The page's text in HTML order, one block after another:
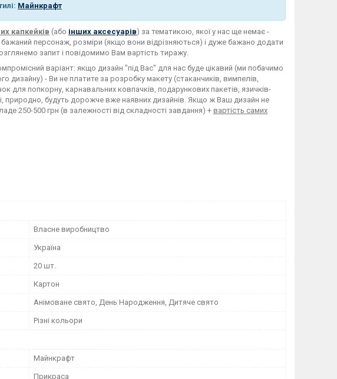
Майнкрафт
капкейків (або інших аксесуарів) за тематикою, якої у нас ще немає -
персонаж, розміри (якщо вони відрізняються) і дуже бажано додати
запит і повідомимо Вам вартість тиражу.
варіант: якщо дизайн "під Вас" для нас буде цікавий (ми побачимо
дизайну) - Ви не платите за розробку макету (стаканчиків, вимпелів,
для попкорну, карнавальних ковпачків, подарункових пакетів, язичків-
природно, будуть дорожче вже наявних дизайнів. Якщо ж Ваш дизайн не
250-500 грн (в залежності від складності завдання) + вартість самих
Власне виробництво
Україна
20 шт.
Картон
Анімоване свято, День Народження, Дитяче свято
Різні кольори
Майнкрафт
Прикраса